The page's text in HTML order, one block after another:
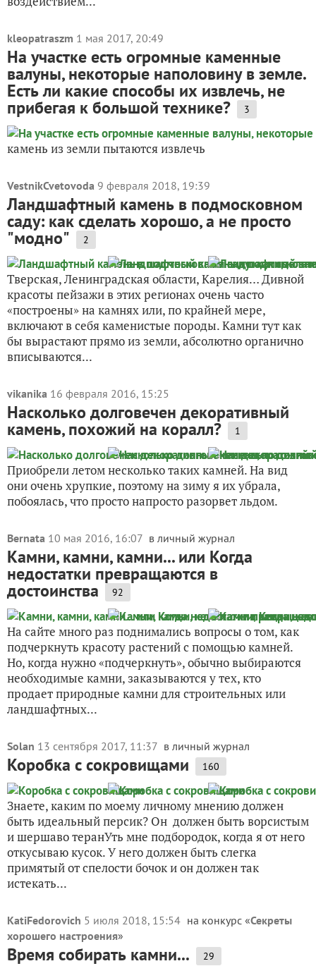
kleopatraszm 1 мая 2017, 20:49
На участке есть огромные каменные
валуны, некоторые наполовину в земле.
Есть ли какие способы их извлечь, не
прибегая к большой технике? 3
камень из земли пытаются извлечь
VestnikCvetovoda 9 февраля 2018, 19:39
Ландшафтный камень в подмосковном
саду: как сделать хорошо, а не просто
"модно" 2
Тверская, Ленинградская области, Карелия… Дивной
красоты пейзажи в этих регионах очень часто
«построены» на камнях или, по крайней мере,
включают в себя каменистые породы. Камни тут как
бы вырастают прямо из земли, абсолютно органично
вписываются...
vikanika 16 февраля 2016, 15:25
Насколько долговечен декоративный
камень, похожий на коралл? 1
Приобрели летом несколько таких камней. На вид
они очень хрупкие, поэтому на зиму я их убрала,
побоялась, что просто напросто разорвет льдом.
Bernata 10 мая 2016, 16:07 в личный журнал
Камни, камни, камни... или Когда
недостатки превращаются в
достоинства 92
На сайте много раз поднимались вопросы о том, как
подчеркнуть красоту растений с помощью камней.
Но, когда нужно «подчеркнуть», обычно выбираются
необходимые камни, заказываются у тех, кто
продает природные камни для строительных или
ландшафтных...
Solan 13 сентября 2017, 11:37 в личный журнал
Коробка с сокровищами 160
Знаете, каким по моему личному мнению должен
быть идеальный персик? Он должен быть ворсистым
и шершаво теранУть мне подбородок, когда я от него
откусываю кусок. У него должен быть слегка
примятый от спелости бочок и он должен так
истекать...
KatiFedorovich 5 июля 2018, 15:54 на конкурс «Секреты
хорошего настроения»
Время собирать камни... 29